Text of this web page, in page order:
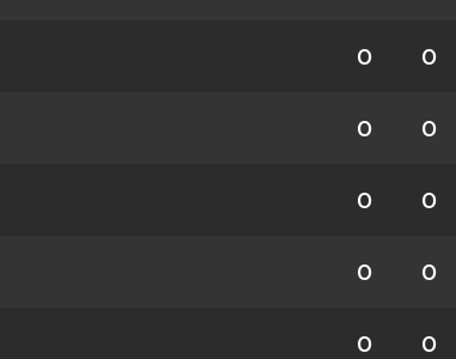
0 0
0 0
0 0
0 0
0 0